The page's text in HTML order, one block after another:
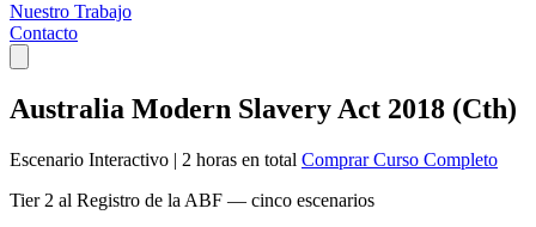
Nuestro Trabajo
Contacto
Australia Modern Slavery Act 2018 (Cth)
Escenario Interactivo | 2 horas en total Comprar Curso Completo
Tier 2 al Registro de la ABF — cinco escenarios